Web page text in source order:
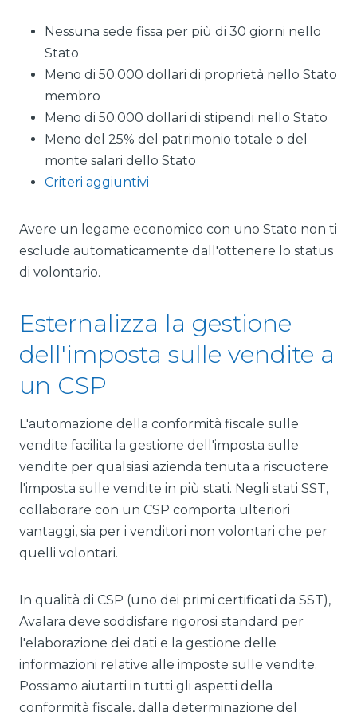
Nessuna sede fissa per più di 30 giorni nello
Stato
Meno di 50.000 dollari di proprietà nello Stato
membro
Meno di 50.000 dollari di stipendi nello Stato
Meno del 25% del patrimonio totale o del
monte salari dello Stato
Criteri aggiuntivi
Avere un legame economico con uno Stato non ti
esclude automaticamente dall'ottenere lo status
di volontario.
Esternalizza la gestione
dell'imposta sulle vendite a
un CSP
L'automazione della conformità fiscale sulle
vendite facilita la gestione dell'imposta sulle
vendite per qualsiasi azienda tenuta a riscuotere
l'imposta sulle vendite in più stati. Negli stati SST,
collaborare con un CSP comporta ulteriori
vantaggi, sia per i venditori non volontari che per
quelli volontari.
In qualità di CSP (uno dei primi certificati da SST),
Avalara deve soddisfare rigorosi standard per
l'elaborazione dei dati e la gestione delle
informazioni relative alle imposte sulle vendite.
Possiamo aiutarti in tutti gli aspetti della
conformità fiscale, dalla determinazione del